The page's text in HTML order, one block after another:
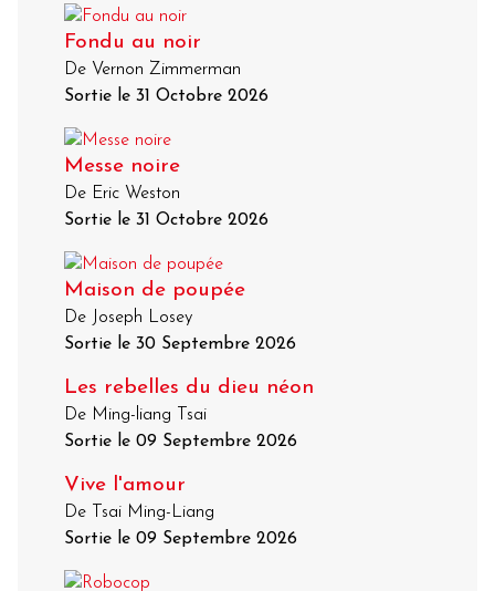
Fondu au noir
De Vernon Zimmerman
Sortie le 31 Octobre 2026
Messe noire
De Eric Weston
Sortie le 31 Octobre 2026
Maison de poupée
De Joseph Losey
Sortie le 30 Septembre 2026
Les rebelles du dieu néon
De Ming-liang Tsai
Sortie le 09 Septembre 2026
Vive l'amour
De Tsai Ming-Liang
Sortie le 09 Septembre 2026